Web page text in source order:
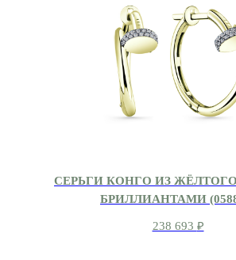
СЕРЬГИ КОНГО ИЗ
БРИЛЛИАНТАМИ
238 693 ₽